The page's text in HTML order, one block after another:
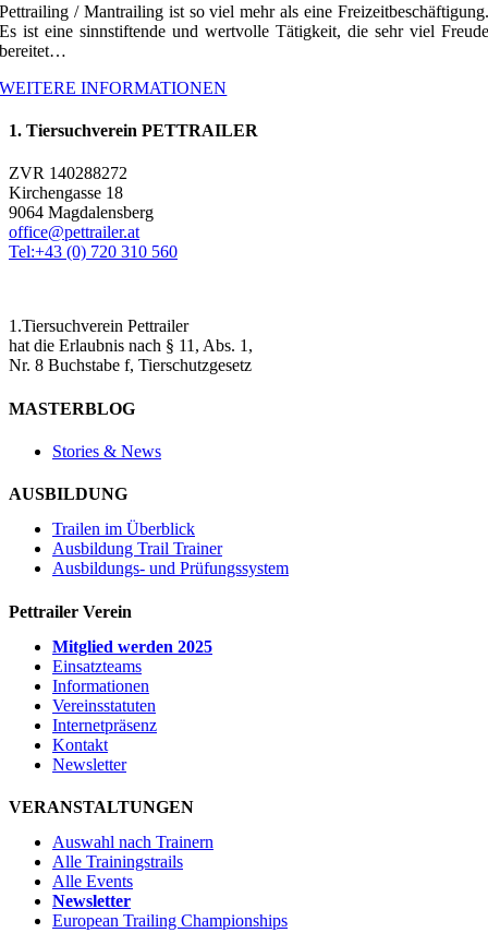
Pettrailing / Mantrailing ist so viel mehr als eine Freizeitbeschäftigung.
Es ist eine sinnstiftende und wertvolle Tätigkeit, die sehr viel Freude
bereitet…
WEITERE INFORMATIONEN
1. Tiersuchverein PETTRAILER
ZVR 140288272
Kirchengasse 18
9064 Magdalensberg
office@pettrailer.at
Tel:+43 (0) 720 310 560
1.Tiersuchverein Pettrailer
hat die Erlaubnis nach § 11, Abs. 1,
Nr. 8 Buchstabe f, Tierschutzgesetz
MASTERBLOG
Stories & News
AUSBILDUNG
Trailen im Überblick
Ausbildung Trail Trainer
Ausbildungs- und Prüfungssystem
Pettrailer Verein
Mitglied werden 2025
Einsatzteams
Informationen
Vereinsstatuten
Internetpräsenz
Kontakt
Newsletter
VERANSTALTUNGEN
Auswahl nach Trainern
Alle Trainingstrails
Alle Events
Newsletter
European Trailing Championships